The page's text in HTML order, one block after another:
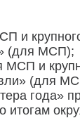
и
(для МСП);
МСП и
(для
года»